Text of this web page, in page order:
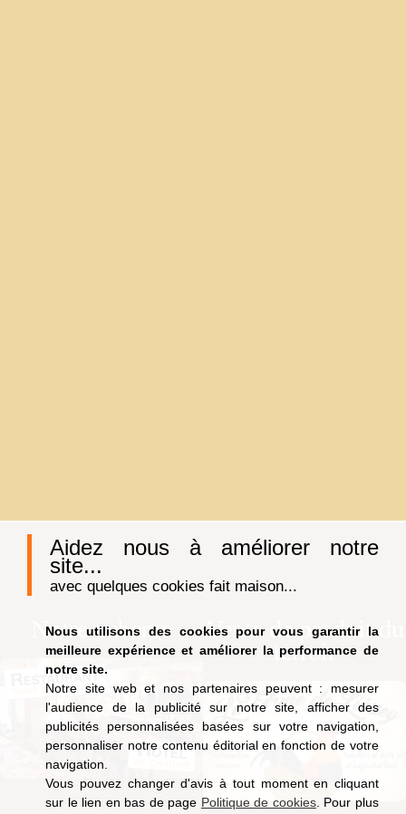
Aidez nous à améliorer notre
site...
avec quelques cookies fait maison...
Nous utilisons des cookies pour vous garantir la
meilleure expérience et améliorer la performance de
notre site.
Notre site web et nos partenaires peuvent : mesurer
l'audience de la publicité sur notre site, afficher des
publicités personnalisées basées sur votre navigation,
personnaliser notre contenu éditorial en fonction de votre
navigation.
Vous pouvez changer d'avis à tout moment en cliquant
sur le lien en bas de page Politique de cookies. Pour plus
Notre auberge
Vente de produit du
terroir